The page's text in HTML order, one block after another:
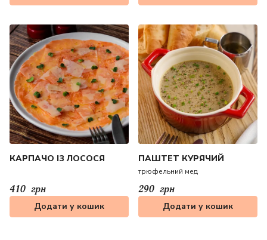
КАРПАЧО ІЗ ЛОСОСЯ
Додати у кошик
410 грн
ПАШТЕТ КУРЯЧИЙ
трюфельний мед
Додати у кошик
290 грн